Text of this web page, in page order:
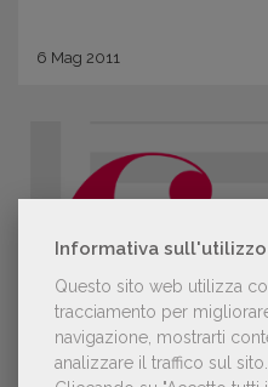
Informativa
Questo sito web utilizza
tracciamento per
navigazione, mostrarti
analizzare il traffico sul sito.
6 Mag 2011